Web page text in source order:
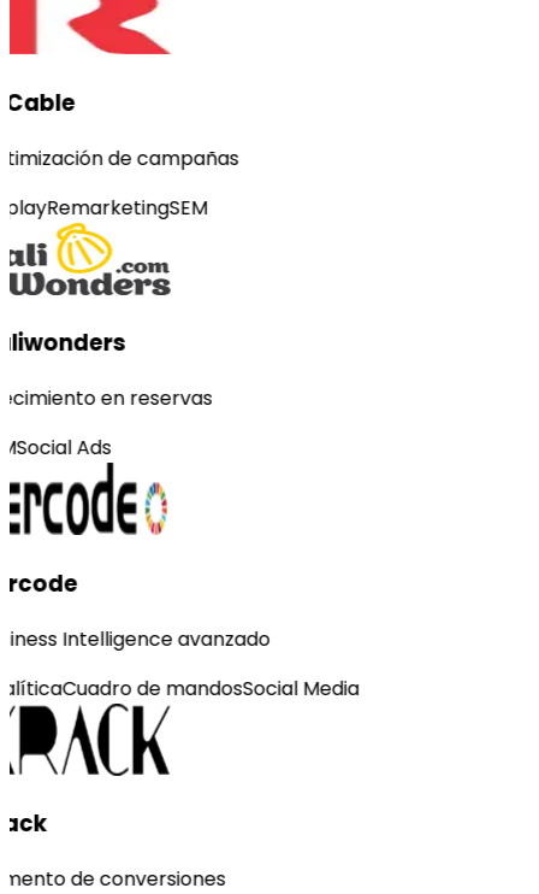
de campañas
RemarketingSEM
en reservas
Social Ads
Intelligence avanzado
Cuadro de mandosSocial Media
de conversiones